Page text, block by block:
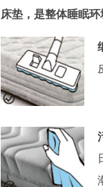
床垫，是整体睡眠